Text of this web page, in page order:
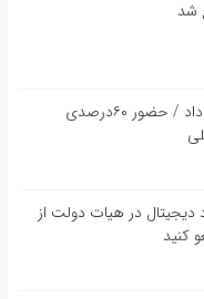
شد
شورای عالی فضای مجازی خبر داد / حضور ۶۰درصدی
دیجیتال در هیات دولت از
کنید